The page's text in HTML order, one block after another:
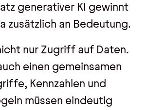
generativer KI gewinnt
zusätzlich an Bedeutung.
nur Zugriff auf Daten.
einen gemeinsamen
Kennzahlen und
müssen eindeutig